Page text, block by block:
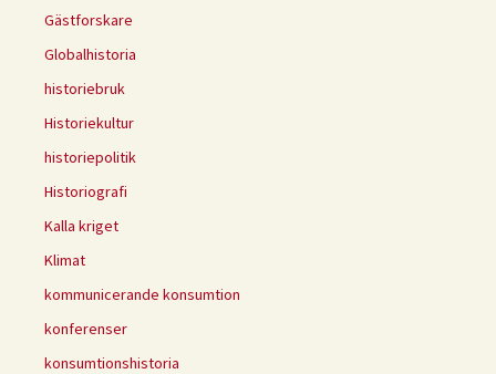
Gästforskare
Globalhistoria
historiebruk
Historiekultur
historiepolitik
Historiografi
Kalla kriget
Klimat
kommunicerande konsumtion
konferenser
konsumtionshistoria